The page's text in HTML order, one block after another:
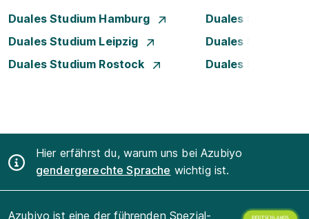
Duales Studium Hamburg
Duales Studium
Duales Studium Leipzig
Duales Studium
Duales Studium Rostock
Duales Studium
Hier erfährst du, warum uns bei Azubiyo
gendergerechte Sprache wichtig ist.
Azubiyo ist eine der führenden Spezial-